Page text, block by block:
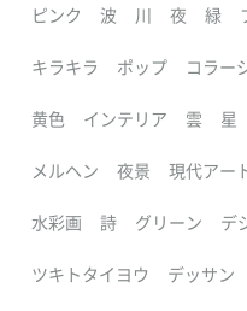
ピンク 波 川 夜 緑
キラキラ ポップ コラー
黄色 インテリア 雲 星
メルヘン 夜景 現代アー
水彩画 詩 グリーン デ
ツキトタイヨウ デッサン